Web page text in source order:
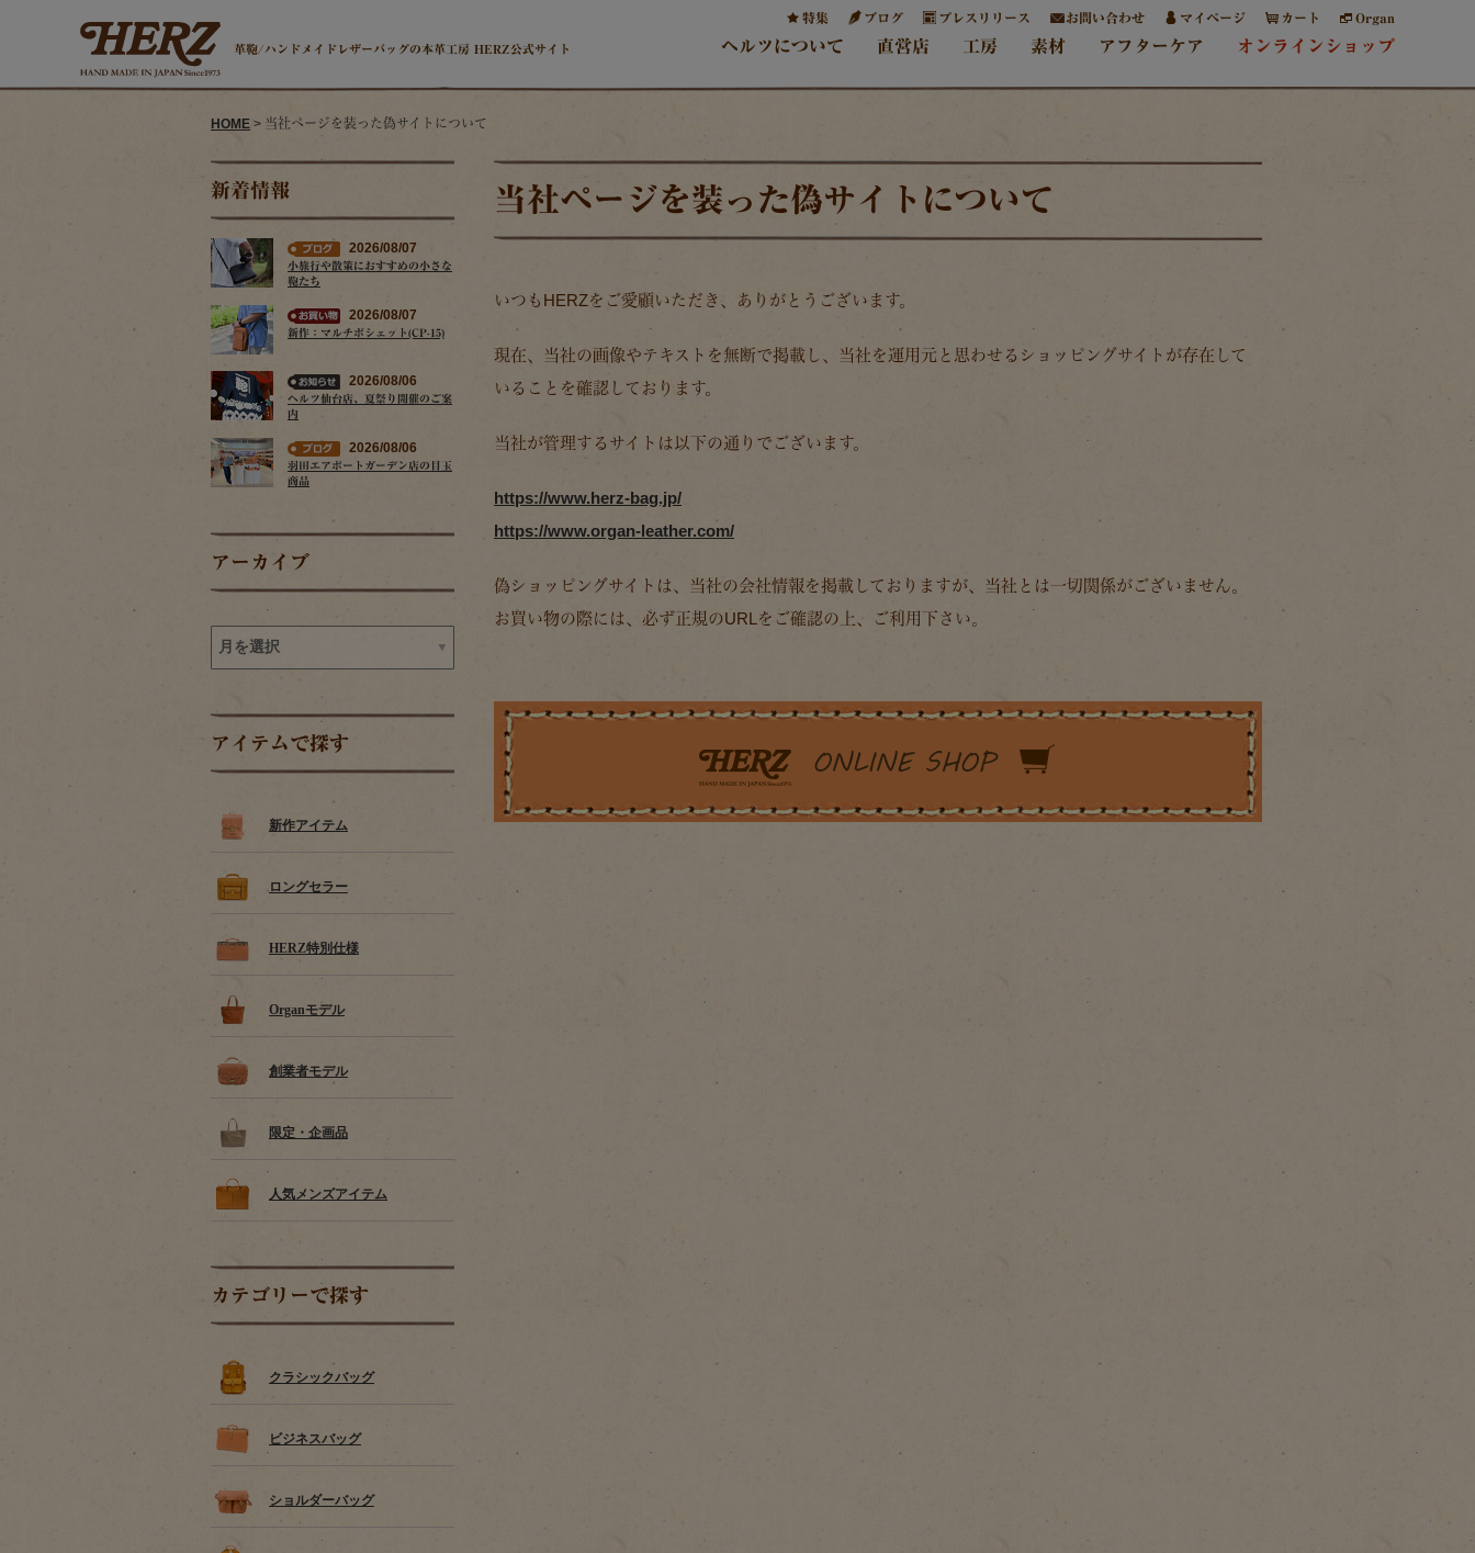
革鞄/ハンドメイドレザーバッグの本革工房 HERZ公式サイト
特集 ブログ プレスリリース お問い合わせ マイページ カート Organ
ヘルツについて 直営店 工房 素材 アフターケア オンラインショップ
HOME > 当社ページを装った偽サイトについて
新着情報
2026/08/07
小旅行や散策におすすめの小さな
鞄たち
2026/08/07
新作：マルチポシェット(CP-15)
2026/08/06
ヘルツ仙台店、夏祭り開催のご案
内
2026/08/06
羽田エアポートガーデン店の目玉
商品
アーカイブ
アイテムで探す
新作アイテム
ロングセラー
HERZ特別仕様
Organモデル
創業者モデル
限定・企画品
人気メンズアイテム
カテゴリーで探す
クラシックバッグ
ビジネスバッグ
ショルダーバッグ
当社ページを装った偽サイトについて
いつもHERZをご愛顧いただき、ありがとうございます。
現在、当社の画像やテキストを無断で掲載し、当社を運用元と思わせるショッピングサイトが存在して
いることを確認しております。
当社が管理するサイトは以下の通りでございます。
https://www.herz-bag.jp/
https://www.organ-leather.com/
偽ショッピングサイトは、当社の会社情報を掲載しておりますが、当社とは一切関係がございません。
お買い物の際には、必ず正規のURLをご確認の上、ご利用下さい。